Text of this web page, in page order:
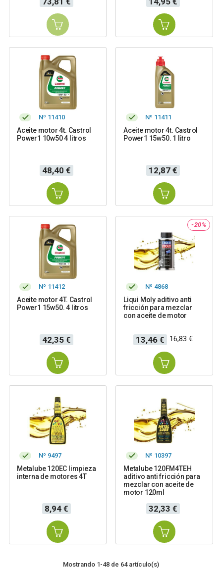
Nº 11410
Aceite motor 4t. Castrol
Power1 10w50 4 litros
Precio
48,40 €
Nº 11411
Aceite motor 4t. Castrol
Power1 15w50. 1 litro
Precio
12,87 €
Nº 11412
Aceite motor 4T. Castrol
Power1 15w50. 4 litros
Precio
42,35 €
-20%
Nº 4868
Liqui Moly aditivo anti
fricción para mezclar
con aceite de motor
Precio
13,46 €
Precio
base
16,83 €
Nº 9497
Metalube 120EC limpieza
interna de motores 4T
Precio
8,94 €
Nº 10397
Metalube 120FM4TEH
aditivo anti fricción para
mezclar con aceite de
motor 120ml
Precio
32,33 €
Mostrando 1-48 de 64 artículo(s)